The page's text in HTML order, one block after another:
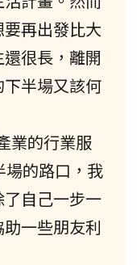
再出發比大
很長，離開
半場又該何
業的行業服
場的路口，我
自己一步一
一些朋友利